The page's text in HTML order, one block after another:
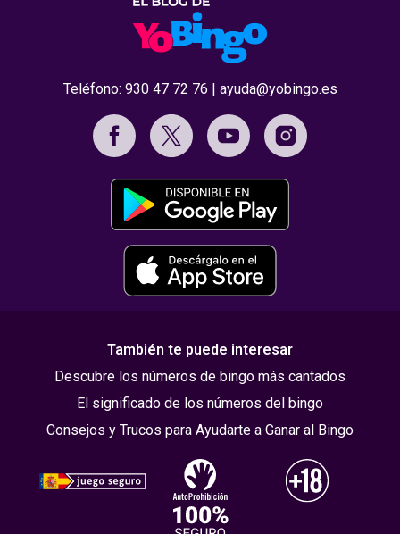
Teléfono: 930 47 72 76 ayuda@yobingo.es
También te puede interesar
Descubre los números de bingo más cantados
El significado de los números del bingo
Consejos y Trucos para Ayudarte a Ganar al Bingo